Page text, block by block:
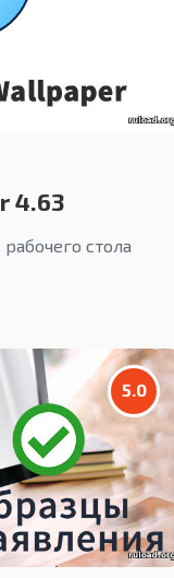
4.63
стола
5.0